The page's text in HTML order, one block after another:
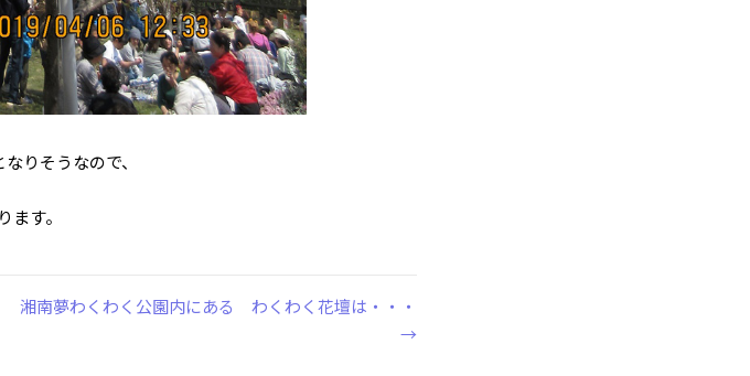
りそうなので、
す。
湘南夢わくわく公園内にある わくわく花壇は・・・
→